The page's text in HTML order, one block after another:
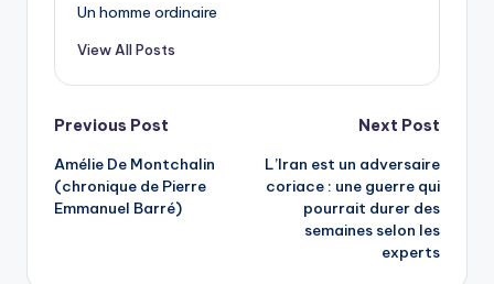
Un homme ordinaire
View All Posts
Post
navigation
Previous Post
Amélie De Montchalin
(chronique de Pierre
Emmanuel Barré)
Next Post
L’Iran est un adversaire
coriace : une guerre qui
pourrait durer des
semaines selon les
experts